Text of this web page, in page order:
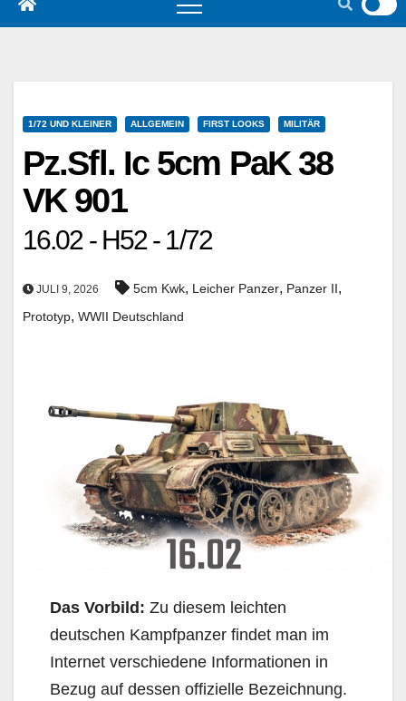
1/72 UND KLEINER ALLGEMEIN FIRST LOOKS MILITÄR
Pz.Sfl. Ic 5cm PaK 38
VK 901
16.02 - H52 - 1/72
JULI 9, 2026 5cm Kwk, Leicher Panzer, Panzer II,
Prototyp, WWII Deutschland
Das Vorbild: Zu diesem leichten
deutschen Kampfpanzer findet man im
Internet verschiedene Informationen in
Bezug auf dessen offizielle Bezeichnung.